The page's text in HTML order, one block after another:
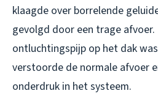
klaagde over borrelende
gevolgd door een trage afvoer.
ontluchtingspijp op het dak
verstoorde de normale afvoer
onderdruk in het systeem.